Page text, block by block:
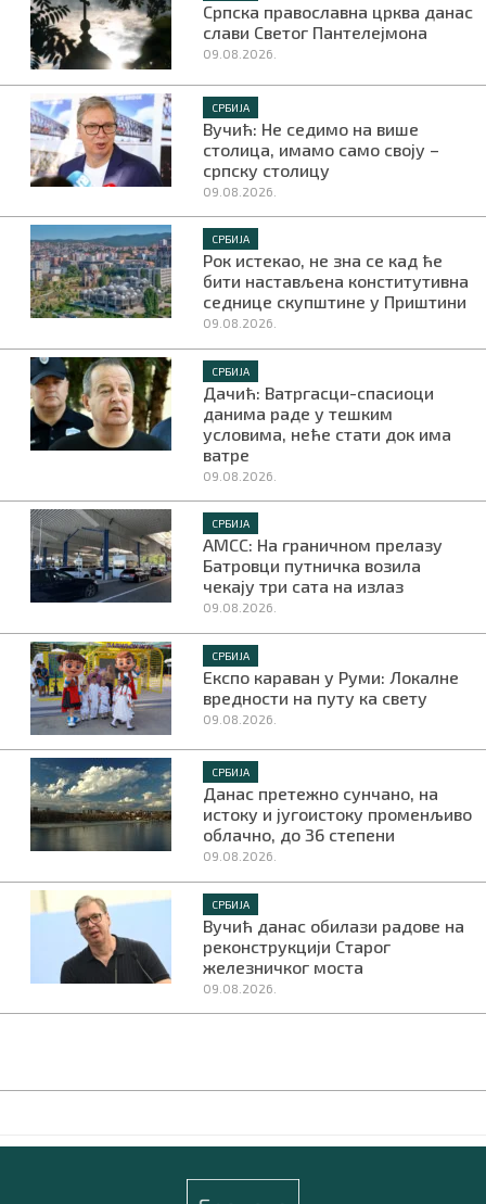
Српска православна црква данас
слави Светог Пантелејмона
09.08.2026.
СРБИЈА
Вучић: Не седимо на више
столица, имамо само своју –
српску столицу
09.08.2026.
СРБИЈА
Рок истекао, не зна се кад ће
бити настављена конститутивна
седнице скупштине у Приштини
09.08.2026.
СРБИЈА
Дачић: Ватргасци-спасиоци
данима раде у тешким
условима, неће стати док има
ватре
09.08.2026.
СРБИЈА
АМСС: На граничном прелазу
Батровци путничка возила
чекају три сата на излаз
09.08.2026.
СРБИЈА
Експо караван у Руми: Локалне
вредности на путу ка свету
09.08.2026.
СРБИЈА
Данас претежно сунчано, на
истоку и југоистоку променљиво
облачно, до 36 степени
09.08.2026.
СРБИЈА
Вучић данас обилази радове на
реконструкцији Старог
железничког моста
09.08.2026.